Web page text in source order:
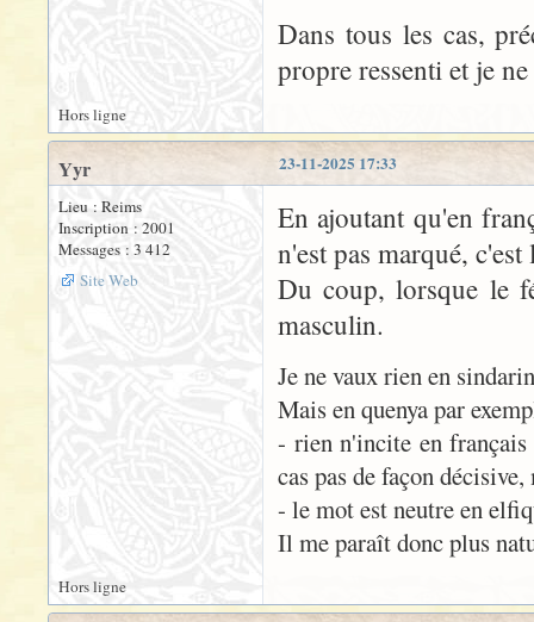
Dans tous les cas,
propre ressenti et je
Hors ligne
23-11-2025 17:33
Yyr
Lieu : Reims
Inscription : 2001
Messages : 3 412
Site Web
En ajoutant qu'en
n'est pas marqué,
Du coup, lorsque le
masculin.
Je ne vaux rien en
Mais en quenya par
- rien n'incite en
cas pas de façon
- le mot est neutre en
Il me paraît donc plus
Hors ligne